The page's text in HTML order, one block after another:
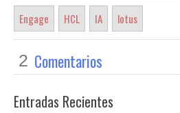
Engage HCL IA lotus
2 Comentarios
Entradas Recientes